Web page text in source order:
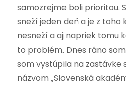
samozrejme boli prioritou.
sneží jeden deň a je z toho
nesneží a aj napriek tomu
to problém. Dnes ráno
som vystúpila na zastávke
názvom „Slovenská